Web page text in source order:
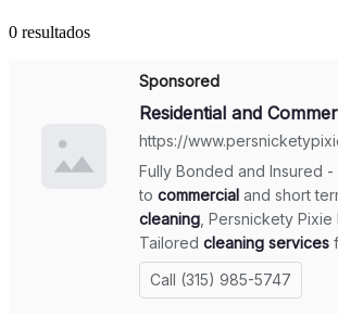
0 resultados